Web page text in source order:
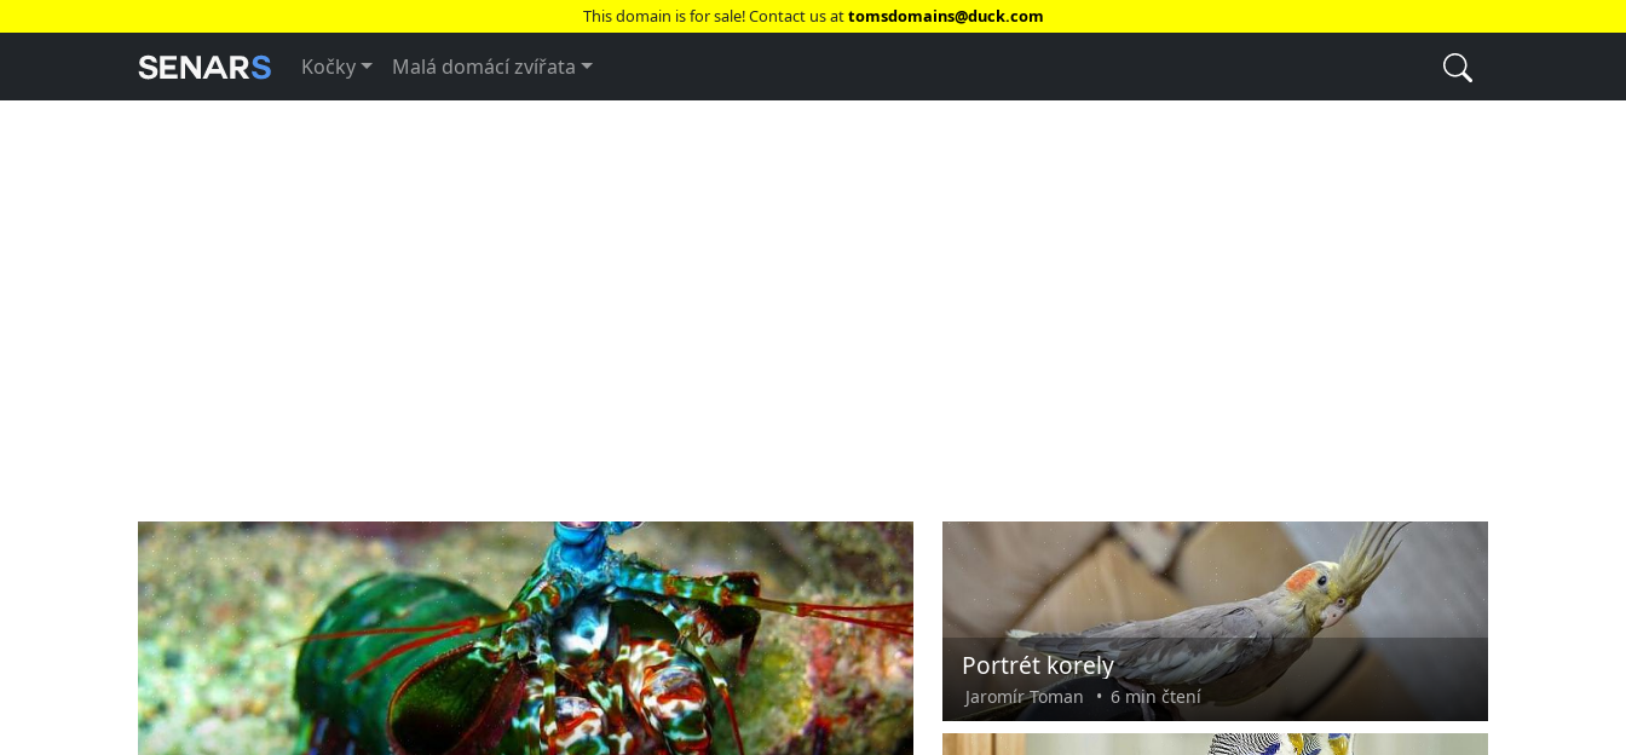
This domain is for sale! Contact us attomsdomains@duck.com
Kočky Malá domácí zvířata
Portrét korely
Jaromír Toman • 6 min čtení